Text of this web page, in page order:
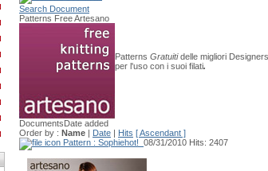
Search Document
Patterns Free Artesano
Patterns Gratuitidelle migliori
per l'uso con i suoi filati.
DocumentsDate added
Order by : Name | Date | Hits [ Ascendant ]
Pattern : Sophiehot! 08/31/2010 Hits: 2407